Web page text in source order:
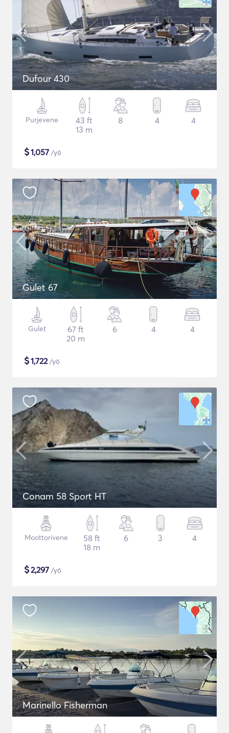
Dufour 430
Purjevene
43 ft
13 m
8 4 4
$1,057 /yö
Gulet 67
Gulet
67 ft
20 m
6 4 4
$1,722/yö
Conam 58 Sport HT
Moottorivene
58 ft
18 m
6 3 4
$2,297 /yö
Marinello Fisherman